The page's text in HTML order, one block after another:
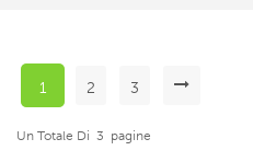
1 2 3
Un Totale Di 3 Pagine